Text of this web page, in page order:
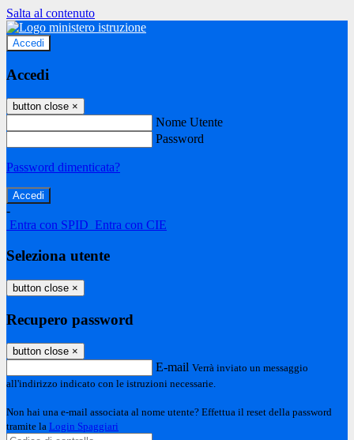
Salta al contenuto
Accedi
Accedi
button close ×
Nome Utente
Password
Password dimenticata?
-
Entra con SPID Entra con CIE
Seleziona utente
button close ×
Recupero password
button close ×
E-mail Verrà inviato un messaggio
all'indirizzo indicato con le istruzioni necessarie.
Non hai una e-mail associata al nome utente? Effettua il reset della password
tramite la Login Spaggiari